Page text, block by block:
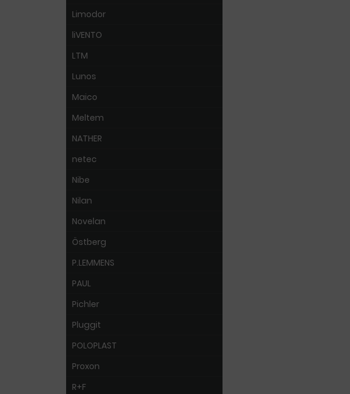
Limodor
liVENTO
LTM
Lunos
Maico
Meltem
NATHER
netec
Nibe
Nilan
Novelan
Östberg
P.LEMMENS
PAUL
Pichler
Pluggit
POLOPLAST
Proxon
R+F